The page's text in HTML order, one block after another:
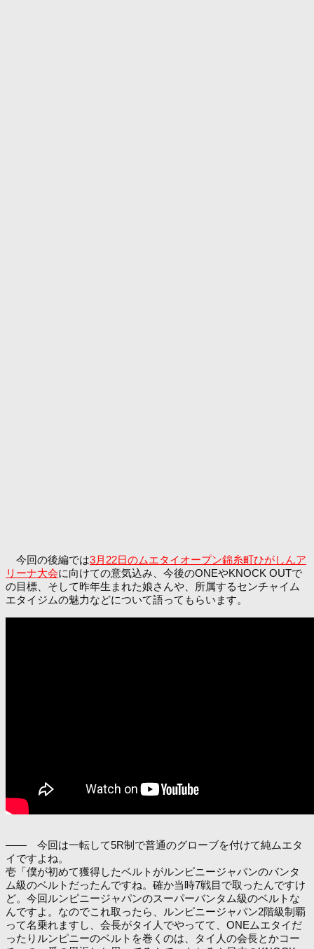
今回の後編では3月22日のムエタイオープン錦糸町ひがしんア
リーナ大会に向けての意気込み、今後のONEやKNOCK OUTで
の目標、そして昨年生まれた娘さんや、所属するセンチャイム
エタイジムの魅力などについて語ってもらいます。
―― 今回は一転して5R制で普通のグローブを付けて純ムエタ
イですよね。
壱「僕が初めて獲得したベルトがルンピニージャパンのバンタ
ム級のベルトだったんですね。確か当時7戦目で取ったんですけ
ど。今回ルンピニージャパンのスーパーバンタム級のベルトな
んですよ。なのでこれ取ったら、ルンピニージャパン2階級制覇
って名乗れますし、会長がタイ人でやってて、ONEムエタイだ
ったりルンピニーのベルトを巻くのは、タイ人の会長とかコー